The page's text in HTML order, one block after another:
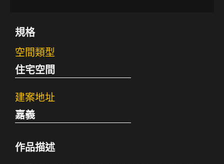
規格
空間類型
住宅空間
建案地址
嘉義
作品描述